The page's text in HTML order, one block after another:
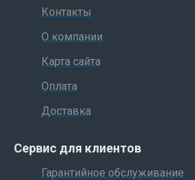
Контакты
О компании
Карта сайта
Оплата
Доставка
Сервис для клиентов
Гарантийное обслуживание